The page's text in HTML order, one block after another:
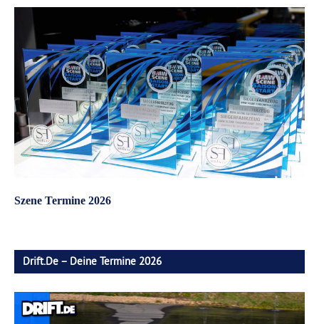
Szene Termine 2026
Drift.de – Deine Termine 2026